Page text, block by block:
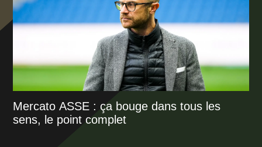
Mercato ASSE : ça bouge dans tous les
sens, le point complet